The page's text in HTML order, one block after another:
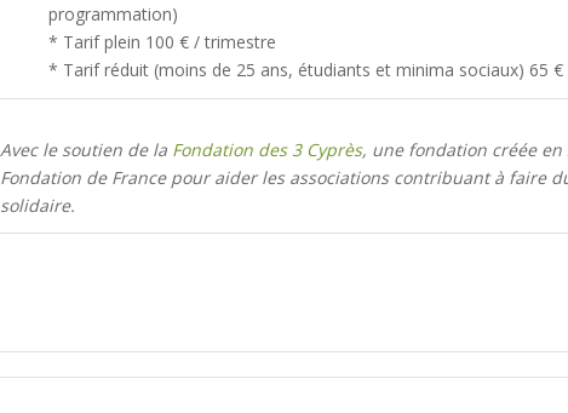
programmation)
* Tarif plein 100 € / trimestre
* Tarif réduit (moins de 25 ans, étudiants et minima sociaux) 65
Avec le soutien de la Fondation des 3 Cyprès, une fondation créée en
Fondation de France pour aider les associations contribuant à faire
solidaire.